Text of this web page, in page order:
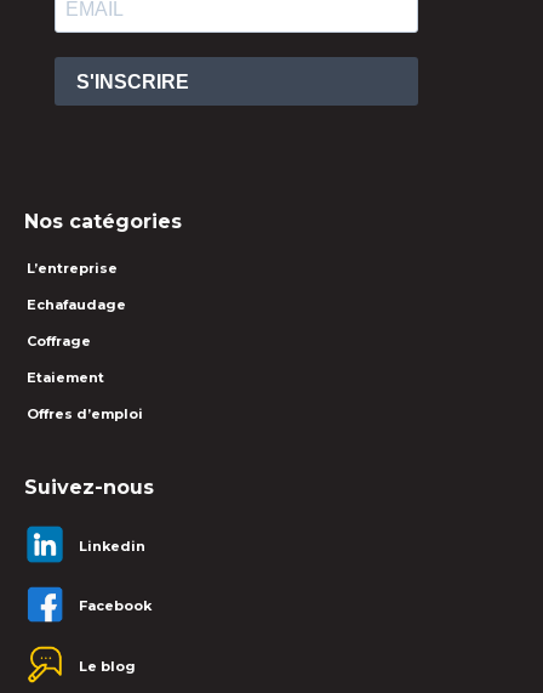
S'INSCRIRE
Nos catégories
L’entreprise
Echafaudage
Coffrage
Etaiement
Offres d’emploi
Suivez-nous
Linkedin
Facebook
Le blog